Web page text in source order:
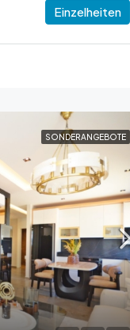
Einzelheiten
SONDERANGEBOTE